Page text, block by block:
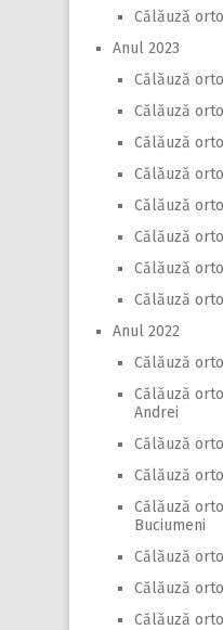
Călăuză
Anul 2023
Călăuză
Călăuză
Călăuză
Călăuză
Călăuză
Călăuză
Călăuză
Călăuză
Anul 2022
Călăuză
Călăuză
Andrei
Călăuză
Călăuză
Călăuză
Buciumeni
Călăuză
Călăuză
Călăuză